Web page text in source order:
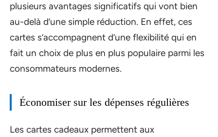
plusieurs avantages significatifs qui vont bien
au-delà d’une simple réduction. En effet, ces
cartes s’accompagnent d’une flexibilité qui en
fait un choix de plus en plus populaire parmi les
consommateurs modernes.
Économiser sur les dépenses régulières
Les cartes cadeaux permettent aux